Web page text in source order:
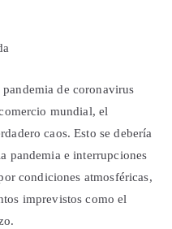
impacto
en
la
economía
pandemia de coronavirus
mundial, el
caos. Esto se debería
pandemia e interrupciones
condiciones atmosféricas,
imprevistos como el